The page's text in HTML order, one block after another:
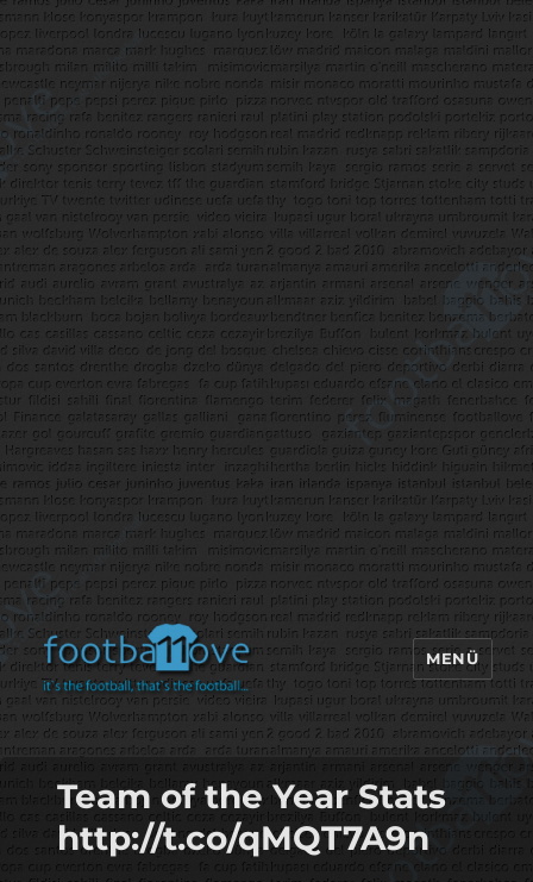
footbaLLove
MENÜ
Team of the Year Stats
http://t.co/qMQT7A9n